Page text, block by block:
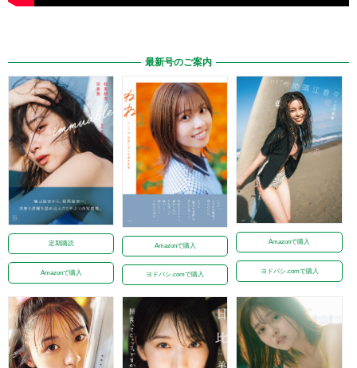
最新号のご案内
定期購読
Amazonで購入
Amazonで購入
ヨドバシ.comで購入
Amazonで購入
ヨドバシ.comで購入